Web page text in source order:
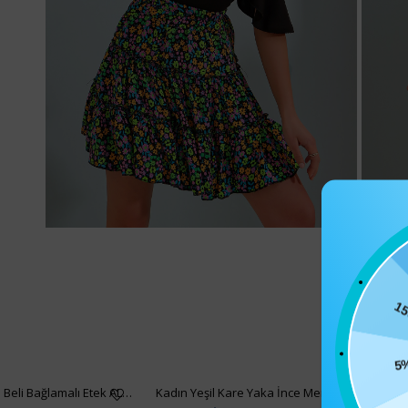
Kadın Siyah Asimetrik Kesim Beli Bağlamalı Etek ALC-X5001 Kadın Yeşil Kare Yaka İnce Merserize Bluz ALC-